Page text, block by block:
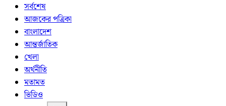
সর্বশেষ
আজকের পত্রিকা
বাংলাদেশ
আন্তর্জাতিক
খেলা
অর্থনীতি
মতামত
ভিডিও